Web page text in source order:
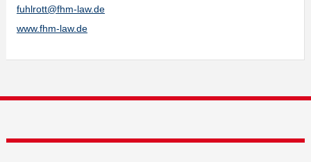
fuhlrott@fhm-law.de
www.fhm-law.de